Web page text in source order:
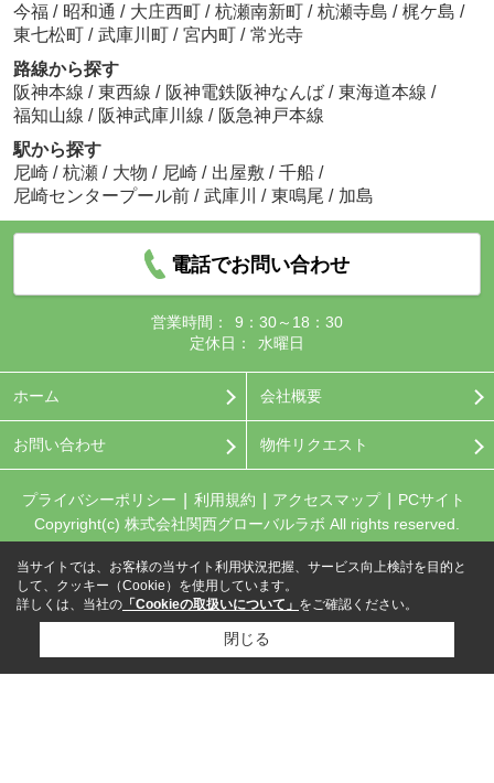
今福 / 昭和通 / 大庄西町 / 杭瀬南新町 / 杭瀬寺島 / 梶ケ島 /
東七松町 / 武庫川町 / 宮内町 / 常光寺
路線から探す
阪神本線 / 東西線 / 阪神電鉄阪神なんば / 東海道本線 /
福知山線 / 阪神武庫川線 / 阪急神戸本線
駅から探す
尼崎 / 杭瀬 / 大物 / 尼崎 / 出屋敷 / 千船 /
尼崎センタープール前 / 武庫川 / 東鳴尾 / 加島
電話でお問い合わせ
営業時間：
9：30～18：30
定休日：
水曜日
ホーム 会社概要
お問い合わせ 物件リクエスト
プライバシーポリシー 利用規約 アクセスマップ
PCサイト
Copyright(c) 株式会社関西グローバルラボ All rights reserved.
当サイトでは、お客様の当サイト利用状況把握、サービス向上検討を目的と
して、クッキー（Cookie）を使用しています。
詳しくは、当社の 「Cookieの取扱いについて」 をご確認ください。
閉じる